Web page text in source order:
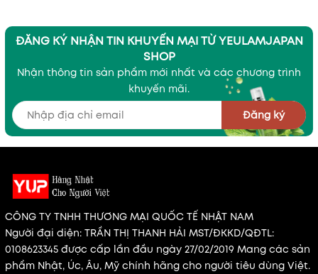
ĐĂNG KÝ NHẬN TIN KHUYẾN MẠI TỪ YEULAMJAPAN
SHOP
Nhận thông tin sản phẩm mới nhất và các chương trình
khuyến mãi.
Đăng ký
CÔNG TY TNHH THƯƠNG MẠI QUỐC TẾ NHẬT NAM
Người đại diện: TRẦN THỊ THANH HẢI MST/ĐKKD/QĐTL:
0108623345 được cấp lần đầu ngày 27/02/2019 Mang các sản
phẩm Nhật, Úc, Âu, Mỹ chính hãng cho người tiêu dùng Việt.